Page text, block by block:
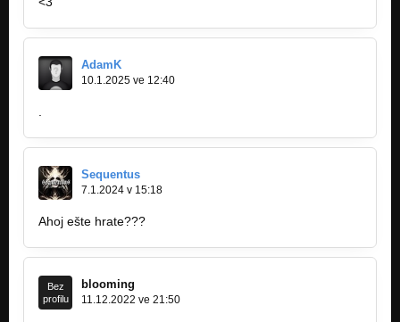
Nezařazeno
05. Go With Us - Life and Stuff - 2011
Nezařazeno
Nezařazeno
Nezařazeno
09. She´s Magnetic - Life and Stuff - 2011
10. Someone Said - Life and Stuff - 2011
AdamK
10.1.2025 ve 12:40
Sequentus
7.1.2024 v 15:18
Ahoj ešte hrate???
Bez
profilu
blooming
11.12.2022 ve 21:50